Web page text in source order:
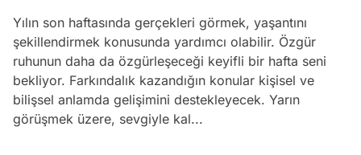
Yılın son haftasında gerçekleri görmek, yaşantını
şekillendirmek konusunda yardımcı olabilir. Özgür
ruhunun daha da özgürleşeceği keyifli bir hafta seni
bekliyor. Farkındalık kazandığın konular kişisel ve
bilişsel anlamda gelişimini destekleyecek. Yarın
görüşmek üzere, sevgiyle kal...